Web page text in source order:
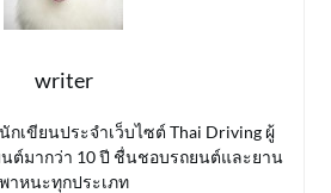
writer
กเขียนประจำเว็บไซต์ Thai Driving ผู้
ต์มากว่า 10 ปี ชื่นชอบรถยนต์และยาน
พาหนะทุกประเภท